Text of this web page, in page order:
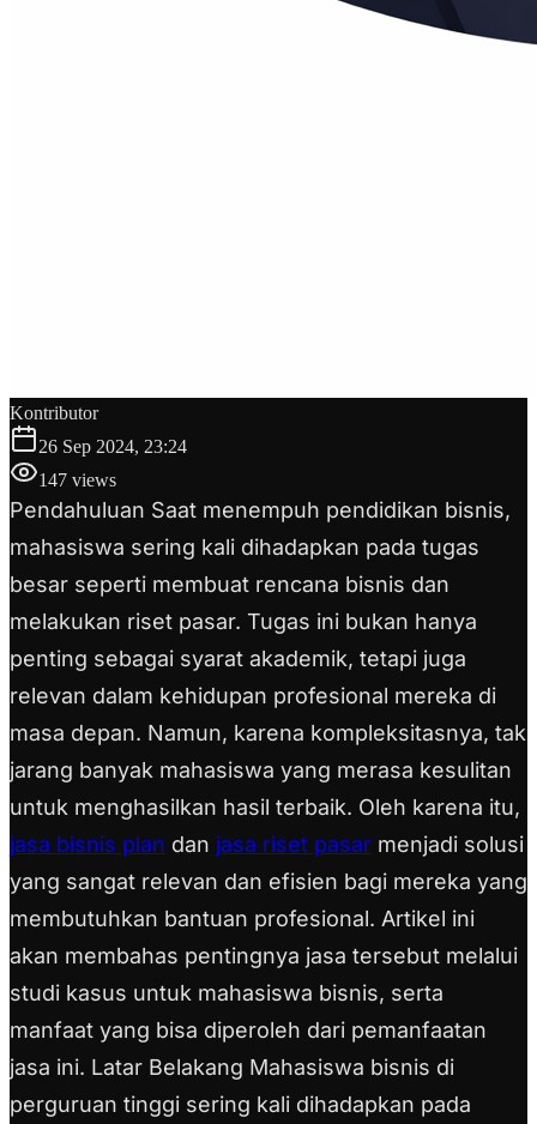
Kontributor
26 Sep 2024, 23:24
147 views
Pendahuluan Saat menempuh pendidikan bisnis,
mahasiswa sering kali dihadapkan pada tugas
besar seperti membuat rencana bisnis dan
melakukan riset pasar. Tugas ini bukan hanya
penting sebagai syarat akademik, tetapi juga
relevan dalam kehidupan profesional mereka di
masa depan. Namun, karena kompleksitasnya, tak
jarang banyak mahasiswa yang merasa kesulitan
untuk menghasilkan hasil terbaik. Oleh karena itu,
jasa bisnis plan dan jasa riset pasar menjadi solusi
yang sangat relevan dan efisien bagi mereka yang
membutuhkan bantuan profesional. Artikel ini
akan membahas pentingnya jasa tersebut melalui
studi kasus untuk mahasiswa bisnis, serta
manfaat yang bisa diperoleh dari pemanfaatan
jasa ini. Latar Belakang Mahasiswa bisnis di
perguruan tinggi sering kali dihadapkan pada